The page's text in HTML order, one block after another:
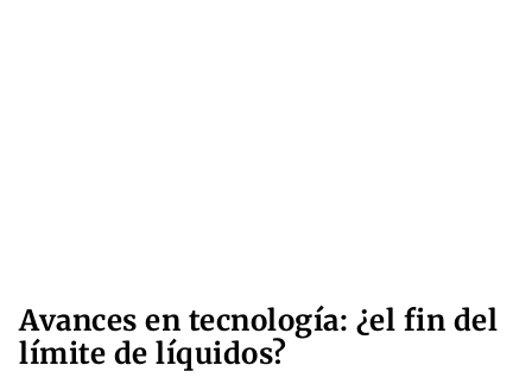
Avances en tecnología: ¿el fin del
límite de líquidos?